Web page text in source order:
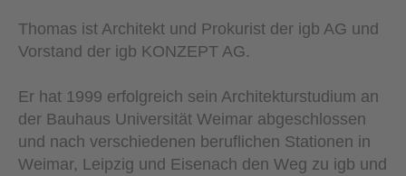
Thomas ist Architekt und Prokurist der igb AG und
Vorstand der igb KONZEPT AG.
Er hat 1999 erfolgreich sein Architekturstudium an
der Bauhaus Universität Weimar abgeschlossen
und nach verschiedenen beruflichen Stationen in
Weimar, Leipzig und Eisenach den Weg zu igb und